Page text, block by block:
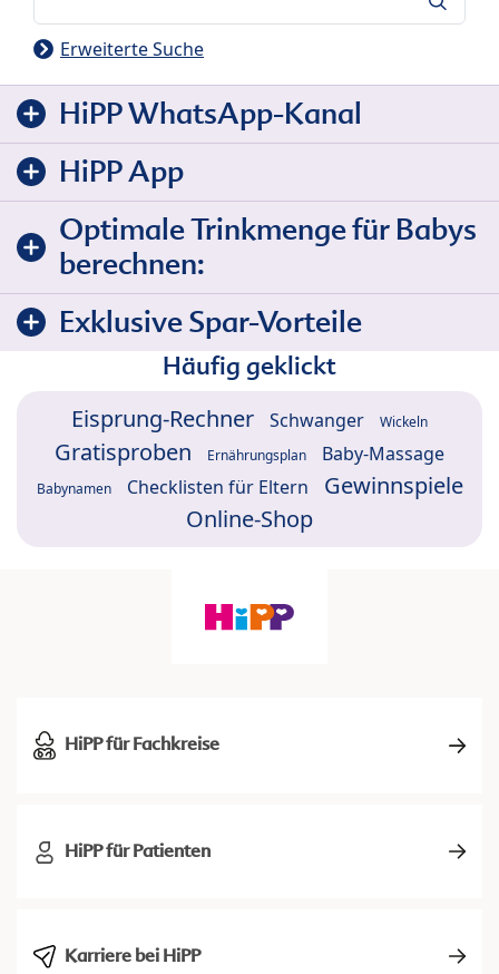
Erweiterte Suche
HiPP WhatsApp-Kanal
HiPP App
Optimale Trinkmenge für Babys
berechnen:
Exklusive Spar-Vorteile
Häufig geklickt
Eisprung-Rechner Schwanger Wickeln
Gratisproben Ernährungsplan Baby-Massage
Babynamen Checklisten für Eltern
Gewinnspiele
Online-Shop
HiPP für Fachkreise
HiPP für Patienten
Karriere bei HiPP